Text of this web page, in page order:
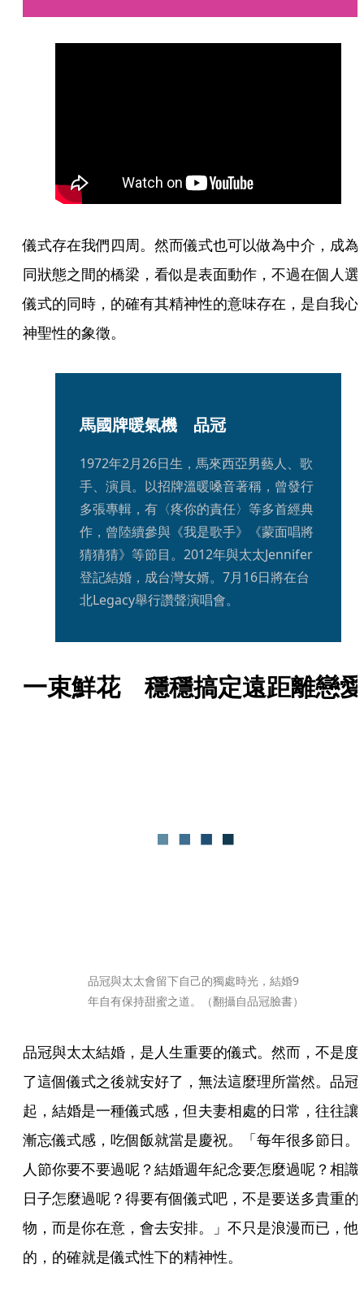
儀式存在我們四周。然而儀式也可以做為中介，成為
同狀態之間的橋梁，看似是表面動作，不過在個人選
儀式的同時，的確有其精神性的意味存在，是自我心
神聖性的象徵。
馬國牌暖氣機　品冠
1972年2月26日生，馬來西亞男藝人、歌
手、演員。以招牌溫暖嗓音著稱，曾發行
多張專輯，有〈疼你的責任〉等多首經典
作，曾陸續參與《我是歌手》《蒙面唱將
猜猜猜》等節目。2012年與太太Jennifer
登記結婚，成台灣女婿。7月16日將在台
北Legacy舉行讚聲演唱會。
一束鮮花　穩穩搞定遠距離戀愛
品冠與太太會留下自己的獨處時光，結婚9
年自有保持甜蜜之道。（翻攝自品冠臉書）
品冠與太太結婚，是人生重要的儀式。然而，不是度
了這個儀式之後就安好了，無法這麼理所當然。品冠
起，結婚是一種儀式感，但夫妻相處的日常，往往讓
漸忘儀式感，吃個飯就當是慶祝。「每年很多節日。
人節你要不要過呢？結婚週年紀念要怎麼過呢？相識
日子怎麼過呢？得要有個儀式吧，不是要送多貴重的
物，而是你在意，會去安排。」不只是浪漫而已，他
的，的確就是儀式性下的精神性。